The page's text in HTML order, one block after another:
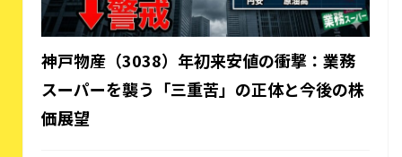
神戸物産（3038）年初来安値の衝撃：業務
スーパーを襲う「三重苦」の正体と今後の株
価展望